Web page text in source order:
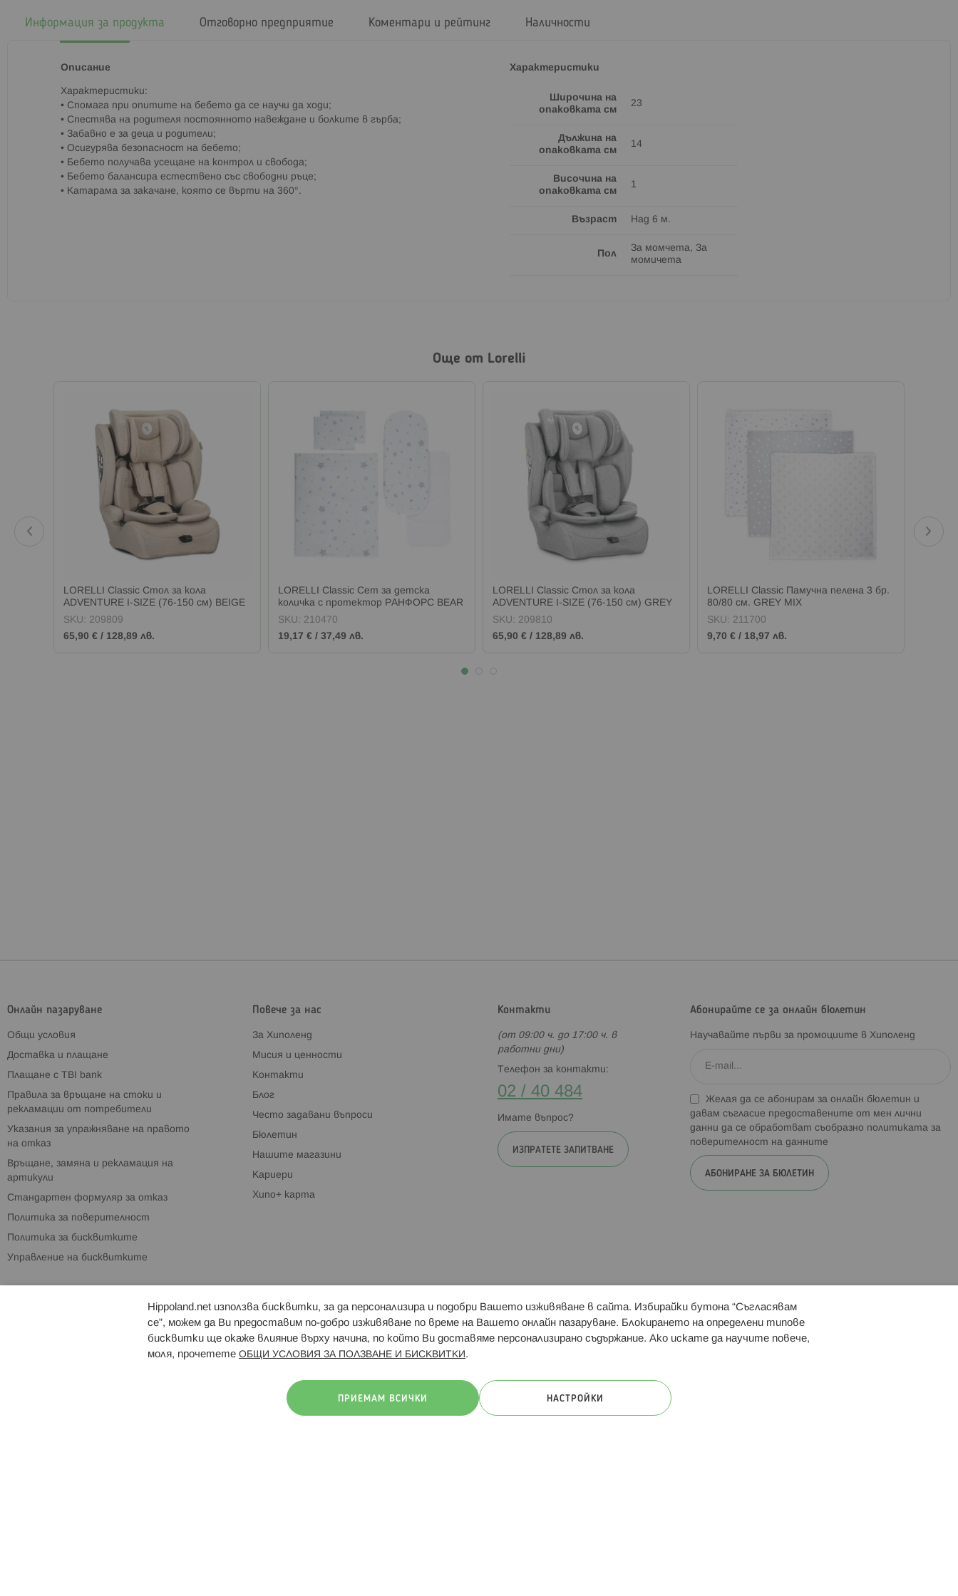
Информация за продукта
Описание
Характеристики:
• Спомага при опитите на бебето да се научи да ходи;
• Спестява на родителя постоянното навеждане и болките в гърба;
• Забавно е за деца и родители;
• Осигурява безопасност на бебето;
• Бебето получава усещане на контрол и свобода;
• Бебето балансира естествено със свободни ръце;
• Катарама за закачане, която се върти на 360°.
Характеристики
Широчина на
опаковката см
23
Дължина на
опаковката см
14
Височина на
опаковката см
1
Възраст Над 6 м.
Пол
За момчета, За
момичета
Отговорно предприятие Коментари и рейтинг Наличности
Още от Lorelli
LORELLI Classic Стол за кола
ADVENTURE I-SIZE (76-150 см) BEIGE
SKU: 209809
65,90 € / 128,89 лв.
LORELLI Classic Сет за детска
количка с протектор РАНФОРС BEAR
WITH SWING СИН
SKU: 210470
19,17 € / 37,49 лв.
LORELLI Classic Стол за кола
ADVENTURE I-SIZE (76-150 см) GREY
SKU: 209810
65,90 € / 128,89 лв.
LORELLI Classic Памучна пелена 3 бр.
80/80 см. GREY MIX
SKU: 211700
9,70 € / 18,97 лв.
Онлайн пазаруване
Общи условия
Доставка и плащане
Плащане с TBI bank
Правила за връщане на стоки и
рекламации от потребители
Указания за упражняване на правото
на отказ
Връщане, замяна и рекламация на
артикули
Стандартен формуляр за отказ
Политика за поверителност
Политика за бисквитките
Управление на бисквитките
Повече за нас
За Хиполенд
Мисия и ценности
Контакти
Блог
Често задавани въпроси
Бюлетин
Нашите магазини
Кариери
Хипо+ карта
Контакти
(от 09:00 ч. до 17:00 ч. в
работни дни)
Телефон за контакти:
02 / 40 484
Имате въпрос?
ИЗПРАТЕТЕ ЗАПИТВАНЕ
Абонирайте се за онлайн бюлетин
Научавайте първи за промоциите в Хиполенд
Желая да се абонирам за онлайн бюлетин и
давам съгласие предоставените от мен лични
данни да се обработват съобразно политиката за
поверителност на данните
АБОНИРАНЕ ЗА БЮЛЕТИН
Брошури Магазини Свързани сайтове: Hippoland.ro Последвайте ни:
Hippoland.net използва бисквитки, за да персонализира и подобри Вашето изживяване в сайта. Избирайки бутона “Съгласявам
се”, можем да Ви предоставим по-добро изживяване по време на Вашето онлайн пазаруване. Блокирането на определени типове
бисквитки ще окаже влияние върху начина, по който Ви доставяме персонализирано съдържание. Ако искате да научите повече,
моля, прочетете ОБЩИ УСЛОВИЯ ЗА ПОЛЗВАНЕ И БИСКВИТКИ .
ПРИЕМАМ ВСИЧКИ НАСТРОЙКИ